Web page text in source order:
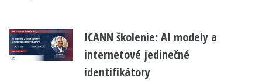
ICANN školenie: AI modely a
internetové jedinečné
identifikátory